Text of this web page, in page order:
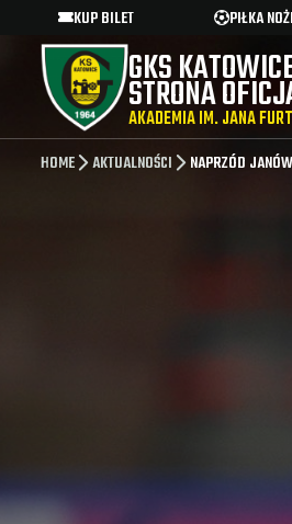
KUP BILET PIŁKA
GKS
STRONA
AKADEMIA IM. JANA
HOME AKTUALNOŚCI NAPRZÓD